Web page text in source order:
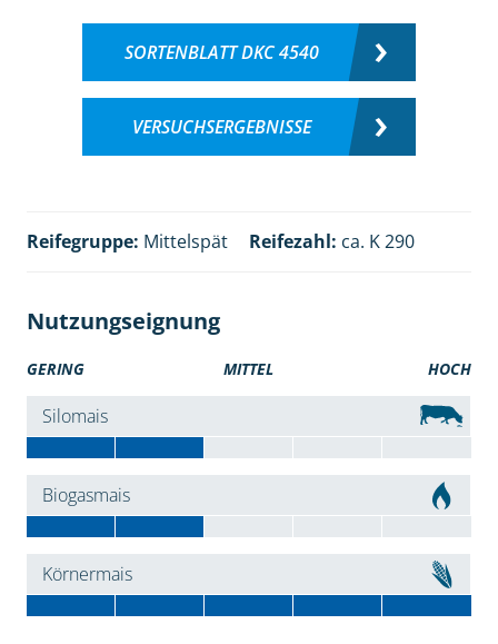
SORTENBLATT DKC 4540
VERSUCHSERGEBNISSE
Reifegruppe: Mittelspät Reifezahl: ca. K 290
Nutzungseignung
GERING MITTEL HOCH
Silomais
Biogasmais
Körnermais